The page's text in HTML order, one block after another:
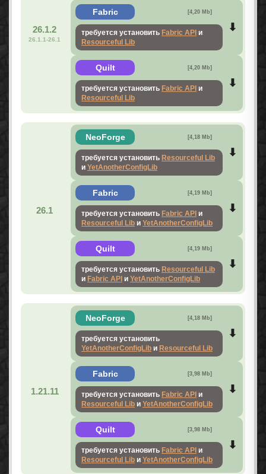
26.1.2
26.1.1-26.1
Fabric [4,20 Mb]
требуется установить Fabric API и
Resourceful Lib
Quilt [4,20 Mb]
требуется установить Fabric API и
Resourceful Lib
26.1
NeoForge [4,18 Mb]
требуется установить Resourceful Lib
и YetAnotherConfigLib
Fabric [4,19 Mb]
требуется установить Fabric API и
Resourceful Lib и YetAnotherConfigLib
Quilt [4,19 Mb]
требуется установить Resourceful Lib
и Fabric API и YetAnotherConfigLib
1.21.11
NeoForge [4,18 Mb]
требуется установить
YetAnotherConfigLib и Resourceful Lib
Fabric [3,98 Mb]
требуется установить Fabric API и
Resourceful Lib и YetAnotherConfigLib
Quilt [3,98 Mb]
требуется установить Fabric API и
Resourceful Lib и YetAnotherConfigLib